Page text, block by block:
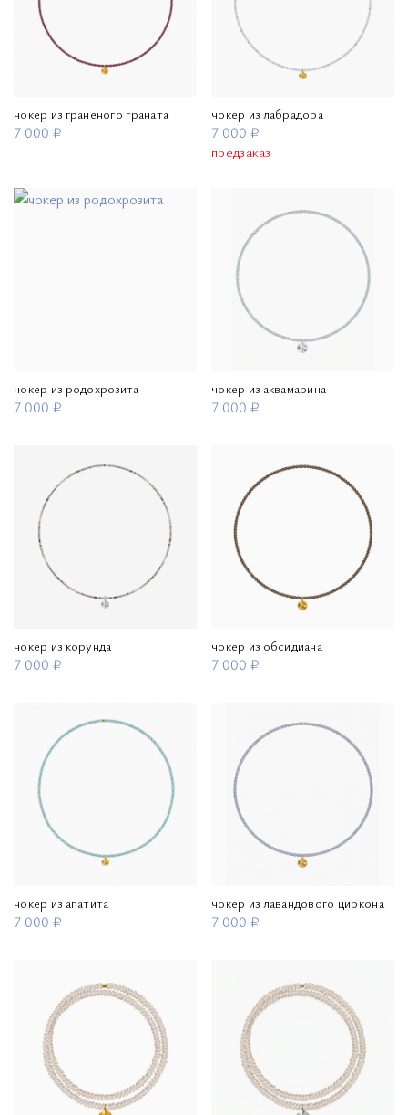
чокер из граненого граната
7 000 ₽
чокер из лабрадора
7 000 ₽
предзаказ
чокер из родохрозита
7 000 ₽
чокер из аквамарина
7 000 ₽
чокер из корунда
7 000 ₽
чокер из обсидиана
7 000 ₽
чокер из апатита
7 000 ₽
чокер из лавандового циркона
7 000 ₽